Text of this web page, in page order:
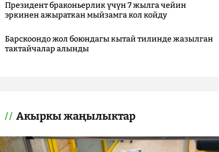
Президент браконьерлик үчүн 7 жылга чейин
эркинен ажыраткан мыйзамга кол койду
Барскоондо жол боюндагы кытай тилинде жазылган
тактайчалар алынды
Акыркы жаңылыктар